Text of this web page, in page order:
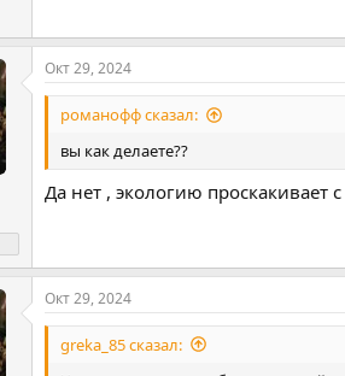
Окт 29, 2024
романофф сказал:
вы как делаете??
Да нет , экологию проскакивает
Окт 29, 2024
greka_85 сказал: